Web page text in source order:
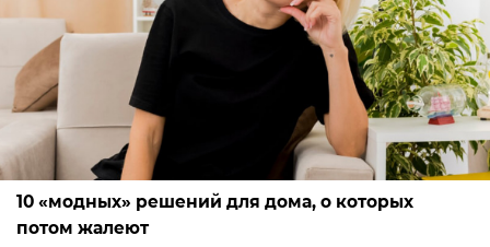
10 «модных» решений для дома, о которых
потом жалеют